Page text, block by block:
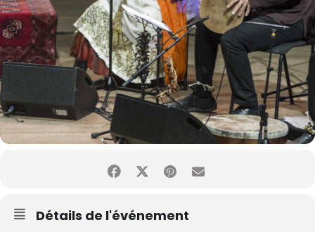
Détails de l'événement